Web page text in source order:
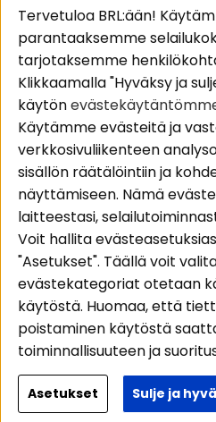
Suositut sivut
Pakettiratkaisut
Autostereot
Kaiuttimet
Päätevahvistimet
Lisätarvikkeet
Kaapelit
Alueet
Autohifi
Kotihifi
Uutuudet
Copyright © 2026 -
Tervetuloa BRL:ään!
parantaaksemme
tarjotaksemme
Klikkaamalla "Hyväksy ja
käytön
Käytämme evästeitä ja
verkkosivuliikenteen
sisällön räätälöintiin ja
näyttämiseen. Nämä
laitteestasi,
Voit hallita
"Asetukset". Täällä voit
evästekategoriat otetaan
käytöstä. Huomaa, että
poistaminen käytöstä
toiminnallisuuteen ja
Lisätietoja siitä, miten
käsittelemme
Asetukset Sulje ja